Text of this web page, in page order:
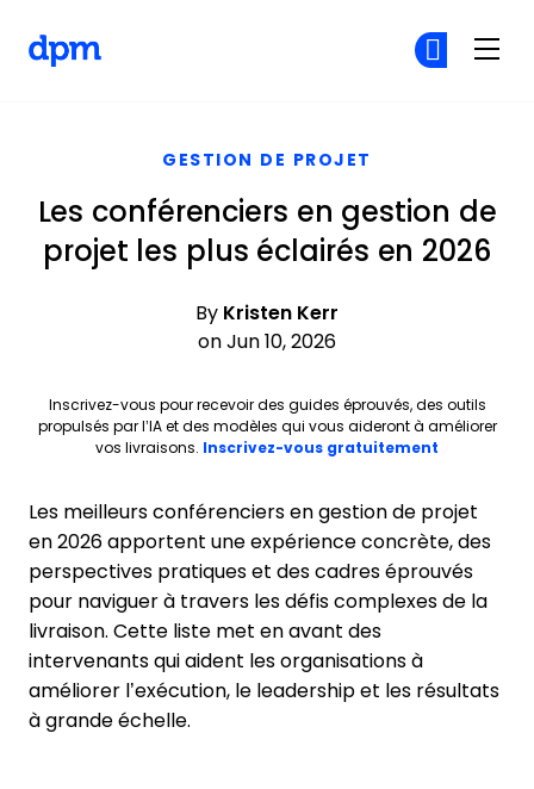
GESTION DE PROJET
Les conférenciers en gestion de
projet les plus éclairés en 2026
By Kristen Kerr
on Jun 10, 2026
Inscrivez-vous pour recevoir des guides éprouvés, des outils
propulsés par l’IA et des modèles qui vous aideront à améliorer
vos livraisons. Inscrivez-vous gratuitement
Les meilleurs conférenciers en gestion de projet
en 2026 apportent une expérience concrète, des
perspectives pratiques et des cadres éprouvés
pour naviguer à travers les défis complexes de la
livraison. Cette liste met en avant des
intervenants qui aident les organisations à
améliorer l’exécution, le leadership et les résultats
à grande échelle.